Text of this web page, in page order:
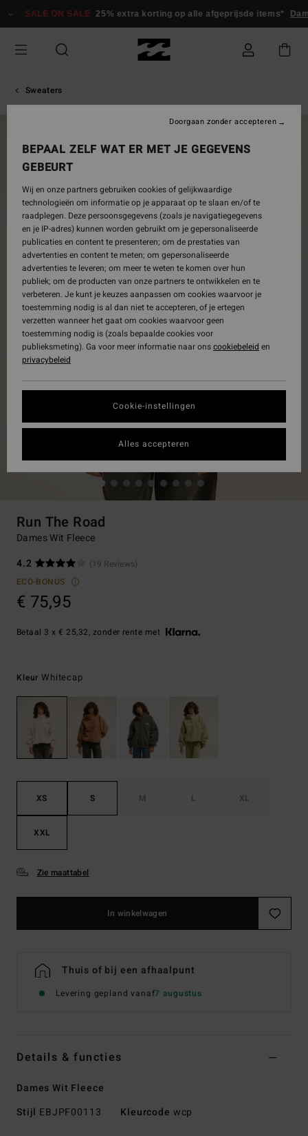
naar
SALE ON SALE 25% extra korting op alle afgeprijsde items*
Sweaters
Run The Road
Dames Wit Fleece
4.2
(19 Reviews)
ECO-BONUS
€ 75,95
Betaal 3 x € 25,32, zonder rente met
KleurWhitecap
XS S M L XL
XXL
Zie maattabel
In winkelwagen
Thuis of bij een afhaalpunt
Levering gepland vanaf7 augustus
Details & functies
Dames Wit Fleece
Stijl EBJPF00113 Kleurcode wcp
BEPAAL ZELF WAT ER MET JE GEGEVENS
GEBEURT
Wij en onze partners gebruiken cookies of gelijkwaardige
technologieën om informatie op je apparaat op te slaan en/of te
raadplegen. Deze persoonsgegevens (zoals je navigatiegegevens
en je IP-adres) kunnen worden gebruikt om je gepersonaliseerde
publicaties en content te presenteren; om de prestaties van
advertenties en content te meten; om gepersonaliseerde
advertenties te leveren; om meer te weten te komen over hun
publiek; om de producten van onze partners te ontwikkelen en te
verbeteren. Je kunt je keuzes aanpassen om cookies waarvoor je
toestemming nodig is al dan niet te accepteren, of je ertegen
verzetten wanneer het gaat om cookies waarvoor geen
toestemming nodig is (zoals bepaalde cookies voor
publieksmeting). Ga voor meer informatie naar onscookiebeleid en
privacybeleid
Cookie-instellingen
Doorgaan zonder accepteren
Alles accepteren